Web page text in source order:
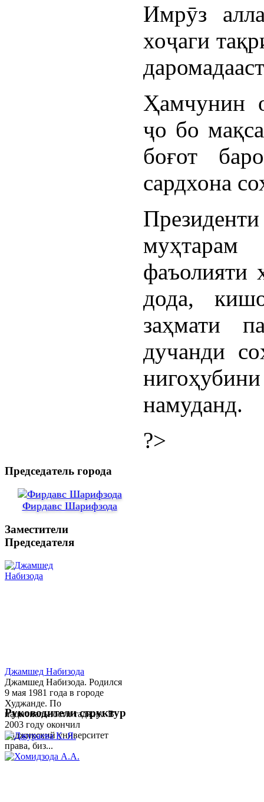
Имрӯз
хоҷаги
Ҳамчунин
ҷо бо
боғот
сардхона
фаъолияти
дода,
заҳмати
дучанди
намуданд.
?>
Председатель города
Фирдавс Шарифзода
Заместители
Председателя
Джамшед Набизода
Джамшед Набизода. Родился
9 мая 1981 года в городе
Худжанде. По
национальности таджик. В
2003 году окончил
Таджикский университет
права, биз...
Руководители структур